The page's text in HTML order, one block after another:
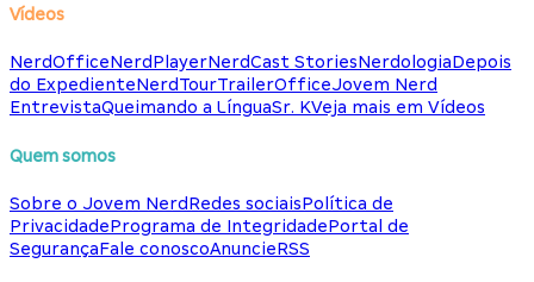
Vídeos
NerdOfficeNerdPlayerNerdCast StoriesNerdologiaDepois
do ExpedienteNerdTourTrailerOfficeJovem Nerd
EntrevistaQueimando a LínguaSr. KVeja mais em Vídeos
Quem somos
Sobre o Jovem NerdRedes sociaisPolítica de
PrivacidadePrograma de IntegridadePortal de
SegurançaFale conoscoAnuncieRSS